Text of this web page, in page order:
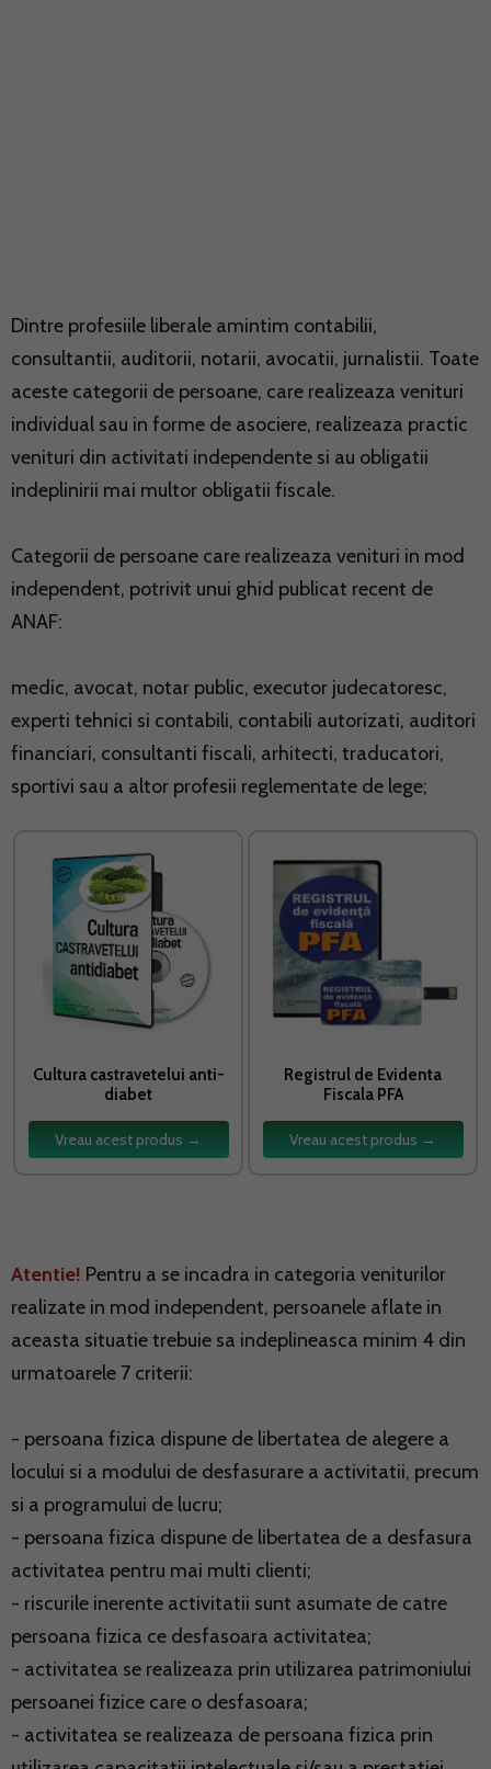
Dintre profesiile liberale amintim contabilii,
consultantii, auditorii, notarii, avocatii, jurnalistii. Toate
aceste categorii de persoane, care realizeaza venituri
individual sau in forme de asociere, realizeaza practic
venituri din activitati independente si au obligatii
indeplinirii mai multor obligatii fiscale.
Categorii de persoane care realizeaza venituri in mod
independent, potrivit unui ghid publicat recent de
ANAF:
medic, avocat, notar public, executor judecatoresc,
experti tehnici si contabili, contabili autorizati, auditori
financiari, consultanti fiscali, arhitecti, traducatori,
sportivi sau a altor profesii reglementate de lege;
Cultura castravetelui anti-
diabet
Vreau acest produs →
Registrul de Evidenta
Fiscala PFA
Vreau acest produs →
Atentie! Pentru a se incadra in categoria veniturilor
realizate in mod independent, persoanele aflate in
aceasta situatie trebuie sa indeplineasca minim 4 din
urmatoarele 7 criterii:
- persoana fizica dispune de libertatea de alegere a
locului si a modului de desfasurare a activitatii, precum
si a programului de lucru;
- persoana fizica dispune de libertatea de a desfasura
activitatea pentru mai multi clienti;
- riscurile inerente activitatii sunt asumate de catre
persoana fizica ce desfasoara activitatea;
- activitatea se realizeaza prin utilizarea patrimoniului
persoanei fizice care o desfasoara;
- activitatea se realizeaza de persoana fizica prin